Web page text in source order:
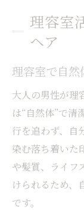
理容室
ヘア
理容室で自然
大人の男性が理
は“自然体”で清
行を追わず、自
染む落ち着いた
や髪質、ライフ
けられるため、
です。